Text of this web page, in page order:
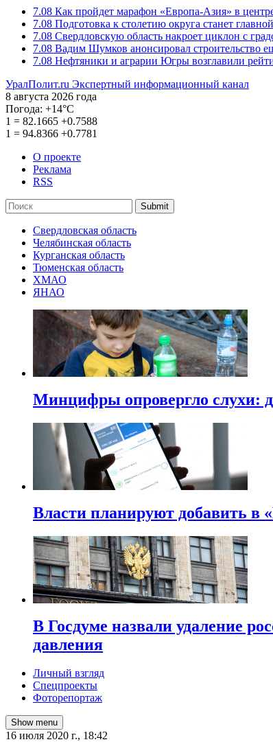
7.08 Как пройдет марафон «Европа-Азия» в
7.08 Подготовка к столетию округа станет
7.08 Свердловскую область накроет циклон с
7.08 Вадим Шумков анонсировал строительство
7.08 Нефтяники и аграрии Югры возглавили
УралПолит.ru Экспертный информационный канал
8 августа 2026 года
Погода: +14°С
1 = 82.1665 +0.7588
1 = 94.8366 +0.7781
О проекте
Реклама
RSS
Submit
Свердловская область
Челябинская область
Курганская область
Тюменская область
ХМАО
ЯНАО
Минцифры опровергло слухи:
Власти планируют добавить в
В Госдуме назвали удаление
давления
Личный взгляд
Спецпроекты
Фоторепортаж
Show menu
16 июля 2020 г., 18:42